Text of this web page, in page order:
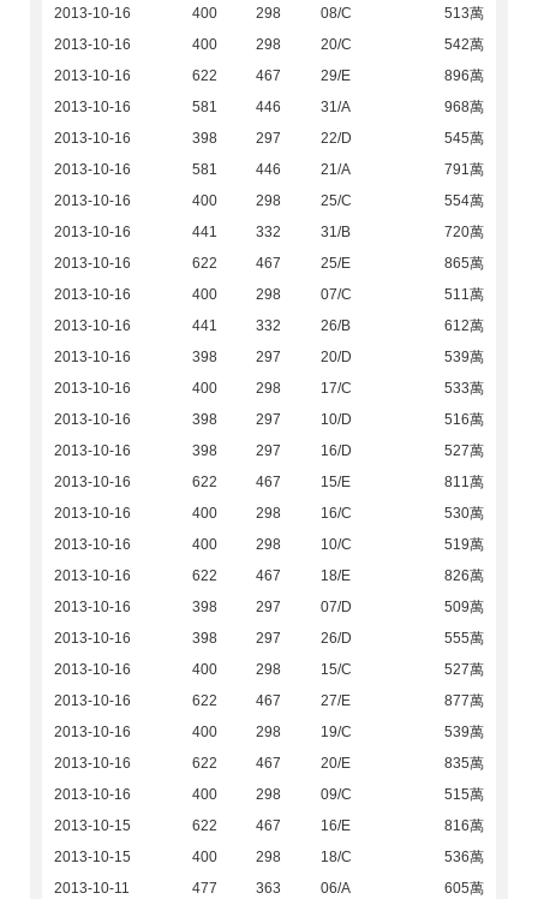
2013-10-16
400 298 08/C
513萬
2013-10-16
400 298 20/C
542萬
2013-10-16
622 467 29/E
896萬
2013-10-16
581 446 31/A
968萬
2013-10-16
398 297 22/D
545萬
2013-10-16
581 446 21/A
791萬
2013-10-16
400 298 25/C
554萬
2013-10-16
441 332 31/B
720萬
2013-10-16
622 467 25/E
865萬
2013-10-16
400 298 07/C
511萬
2013-10-16
441 332 26/B
612萬
2013-10-16
398 297 20/D
539萬
2013-10-16
400 298 17/C
533萬
2013-10-16
398 297 10/D
516萬
2013-10-16
398 297 16/D
527萬
2013-10-16
622 467 15/E
811萬
2013-10-16
400 298 16/C
530萬
2013-10-16
400 298 10/C
519萬
2013-10-16
622 467 18/E
826萬
2013-10-16
398 297 07/D
509萬
2013-10-16
398 297 26/D
555萬
2013-10-16
400 298 15/C
527萬
2013-10-16
622 467 27/E
877萬
2013-10-16
400 298 19/C
539萬
2013-10-16
622 467 20/E
835萬
2013-10-16
400 298 09/C
515萬
2013-10-15
622 467 16/E
816萬
2013-10-15
400 298 18/C
536萬
2013-10-11
477 363 06/A
605萬